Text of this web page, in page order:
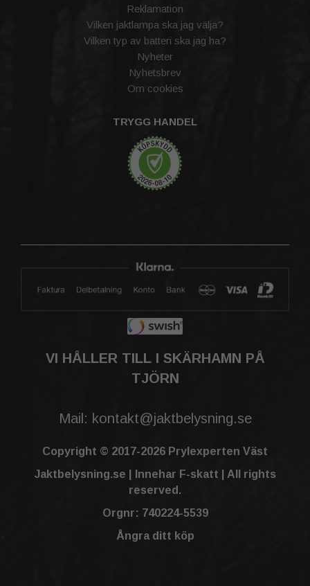
Reklamation
Vilken jaktlampa ska jag välja?
Vilken typ av batteri ska jag ha?
Nyheter
Nyhetsbrev
Om cookies
TRYGG HANDEL
VI HÅLLER TILL I SKÄRHAMN PÅ
TJÖRN
Mail: kontakt@jaktbelysning.se
Copyright © 2017-2026 Prylexperten Väst
Jaktbelysning.se | Innehar F-skatt | All rights
reserved.
Orgnr: 740224-5539
Ångra ditt köp